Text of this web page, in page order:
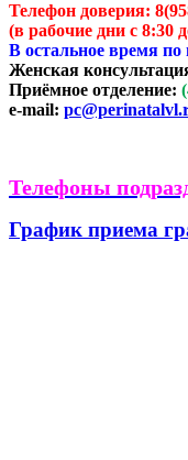
Телефон доверия:
(в рабочие дни с 8:30
В остальное время по
Женская
Приёмное отделение:
e-mail:
Телефоны
График приема